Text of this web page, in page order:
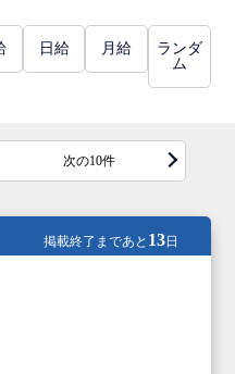
日給 月給
ランダ
ム
次の10件
掲載終了まであと 13日